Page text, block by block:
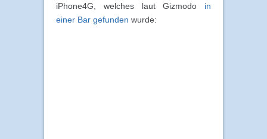
iPhone4G, welches laut Gizmodo in
einer Bar gefunden wurde: